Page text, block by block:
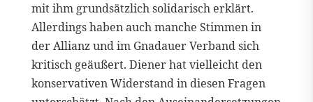
mit ihm grundsätzlich solidarisch erklärt.
Allerdings haben auch manche Stimmen in
der Allianz und im Gnadauer Verband sich
kritisch geäußert. Diener hat vielleicht den
konservativen Widerstand in diesen Fragen